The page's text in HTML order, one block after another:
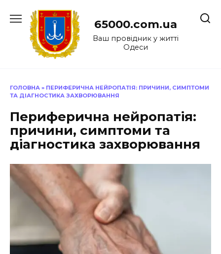
до
65000.com.ua
Ваш провідник у житті
Одеси
ГОЛОВНА » ПЕРИФЕРИЧНА НЕЙРОПАТІЯ: ПРИЧИНИ, СИМПТОМИ
ТА ДІАГНОСТИКА ЗАХВОРЮВАННЯ
Периферична нейропатія:
причини, симптоми та
діагностика захворювання